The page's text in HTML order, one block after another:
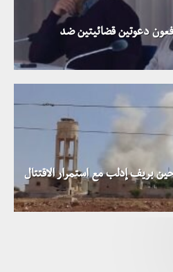
دعوتين قضائيتين ضد
بريف إدلب مع استمرار الاقتتال